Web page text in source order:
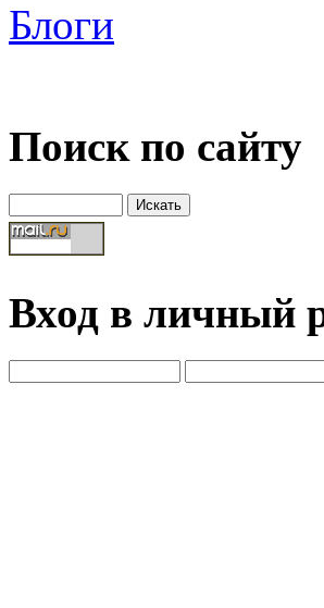
Блоги
Поиск по сайту
Вход в личный